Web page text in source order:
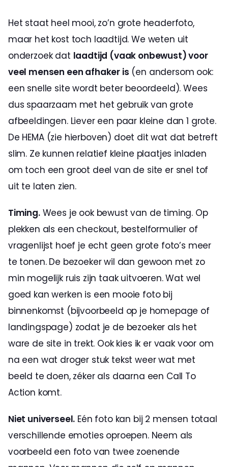
Het staat heel mooi, zo’n grote headerfoto,
maar het kost toch laadtijd. We weten uit
onderzoek dat laadtijd (vaak onbewust) voor
veel mensen een afhaker is (en andersom ook:
een snelle site wordt beter beoordeeld). Wees
dus spaarzaam met het gebruik van grote
afbeeldingen. Liever een paar kleine dan 1 grote.
De HEMA (zie hierboven) doet dit wat dat betreft
slim. Ze kunnen relatief kleine plaatjes inladen
om toch een groot deel van de site er snel tof
uit te laten zien.
Timing. Wees je ook bewust van de timing. Op
plekken als een checkout, bestelformulier of
vragenlijst hoef je echt geen grote foto’s meer
te tonen. De bezoeker wil dan gewoon met zo
min mogelijk ruis zijn taak uitvoeren. Wat wel
goed kan werken is een mooie foto bij
binnenkomst (bijvoorbeeld op je homepage of
landingspage) zodat je de bezoeker als het
ware de site in trekt. Ook kies ik er vaak voor om
na een wat droger stuk tekst weer wat met
beeld te doen, zéker als daarna een Call To
Action komt.
Niet universeel. Eén foto kan bij 2 mensen totaal
verschillende emoties oproepen. Neem als
voorbeeld een foto van twee zoenende